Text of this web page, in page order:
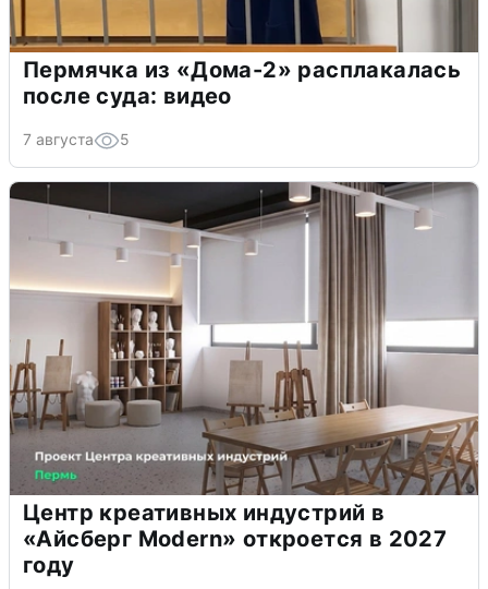
Пермячка из «Дома-2» расплакалась
после суда: видео
7 августа 5
Центр креативных индустрий в
«Айсберг Modern» откроется в 2027
году